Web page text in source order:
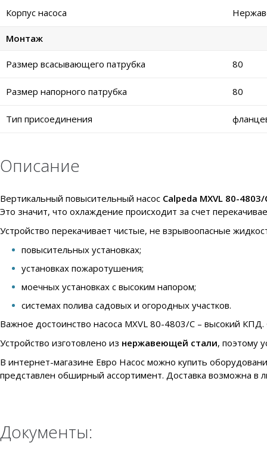
Корпус насоса
Монтаж
Размер всасывающего патрубка 80
Размер напорного патрубка 80
Тип присоединения
Описание
Вертикальный повысительный насос Calpeda MXVL 80-4803/
Это значит, что охлаждение происходит за счет
Устройство перекачивает чистые, не взрывоопасные
повысительных установках;
установках пожаротушения;
моечных установках с высоким напором;
системах полива садовых и огородных участков.
Важное достоинство насоса MXVL 80-4803/C – высокий
Устройство изготовлено из нержавеющей стали, поэтому
В интернет-магазине Евро Насос можно купить
представлен обширный ассортимент. Доставка возможна в
Документы: